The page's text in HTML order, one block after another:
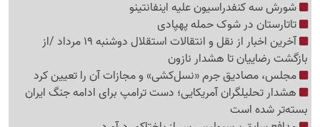
شورش سه کنفدراسیون علیه اینفانتینو
تاتارستان در شوک حمله پهپادی
آخرین اخبار از نقل‌ و انتقالات استقلال دوشنبه 19 مرداد /از
بازگشت رضاییان تا هشدار نازون
مجلس، مصادیق جرم «نسل‌کشی» و مجازات آن را تعیین کرد
هشدار تحلیلگران آمریکایی؛ دست ترامپ برای ادامه جنگ ایران
بسته‌تر شده است